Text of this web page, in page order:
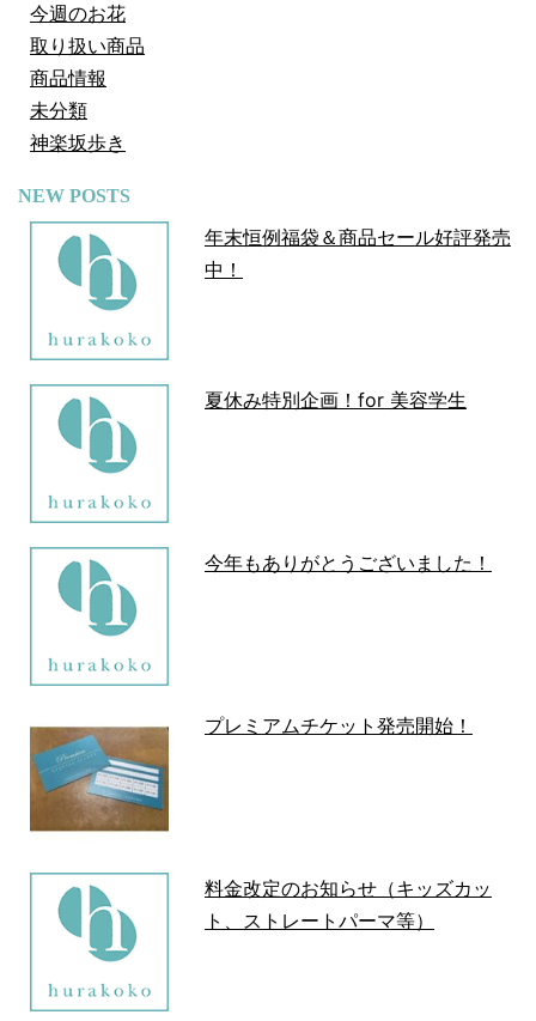
今週のお花
取り扱い商品
商品情報
未分類
神楽坂歩き
NEW POSTS
年末恒例福袋＆商品セール好評発売
中！
夏休み特別企画！for 美容学生
今年もありがとうございました！
プレミアムチケット発売開始！
料金改定のお知らせ（キッズカッ
ト、ストレートパーマ等）